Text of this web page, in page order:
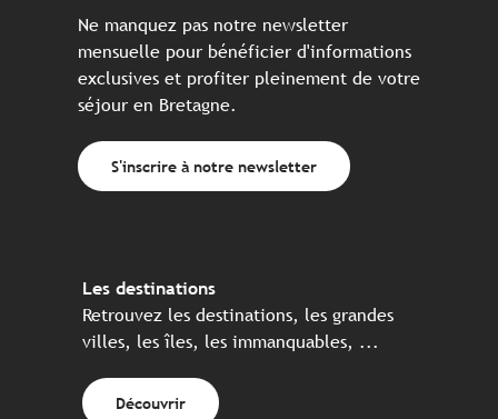
Ne manquez pas notre newsletter
mensuelle pour bénéficier d'informations
exclusives et profiter pleinement de votre
séjour en Bretagne.
S'inscrire à notre newsletter
Les destinations
Retrouvez les destinations, les grandes
villes, les îles, les immanquables, ...
Découvrir